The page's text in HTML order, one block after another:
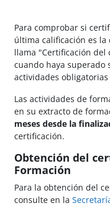
Para comprobar si
última calificación es
llama "Certificación del
cuando haya superado
actividades
Las actividades de
en su extracto de
meses desde la
certificación.
Obtención del
Formación
Para la obtención del
consulte en la